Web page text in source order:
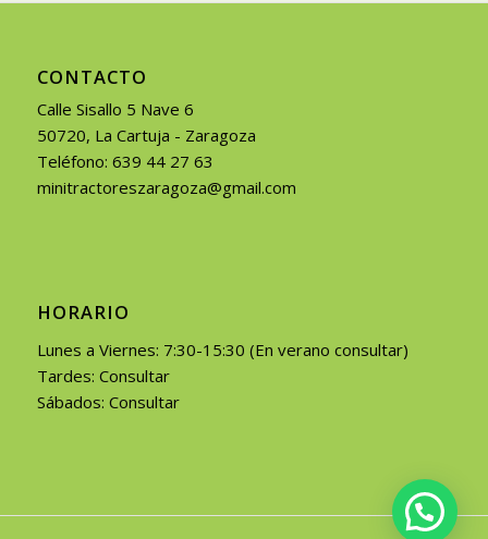
CONTACTO
Calle Sisallo 5 Nave 6
50720, La Cartuja - Zaragoza
Teléfono: 639 44 27 63
minitractoreszaragoza@gmail.com
HORARIO
Lunes a Viernes: 7:30-15:30 (En verano consultar)
Tardes: Consultar
Sábados: Consultar